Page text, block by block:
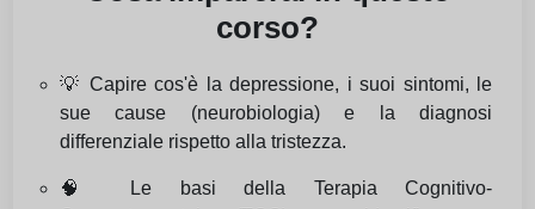
corso?
💡 Capire cos'è la depressione, i suoi sintomi, le
sue cause (neurobiologia) e la diagnosi
differenziale rispetto alla tristezza.
🧠 Le basi della Terapia Cognitivo-